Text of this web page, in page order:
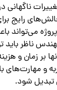
رایج
می‌تواند
ناظر باید
بر زمان و
و مهارت‌های
تبدیل شود.